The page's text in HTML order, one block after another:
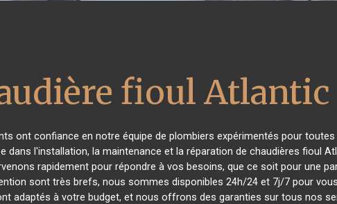
fioul Atlantic
ont confiance en notre équipe de plombiers expérimentés pour
dans l'installation, la maintenance et la réparation de chaudières fioul
rapidement pour répondre à vos besoins, que ce soit pour une
sont très brefs, nous sommes disponibles 24h/24 et 7j/7 pour
adaptés à votre budget, et nous offrons des garanties sur tous nos